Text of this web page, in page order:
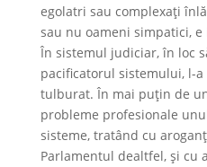
egolatri sau complexaţi
sau nu oameni simpatici, e
În sistemul judiciar, în loc
pacificatorul sistemului, l-
tulburat. În mai puţin de
probleme profesionale
sisteme, tratând cu
Parlamentul dealtfel, şi cu